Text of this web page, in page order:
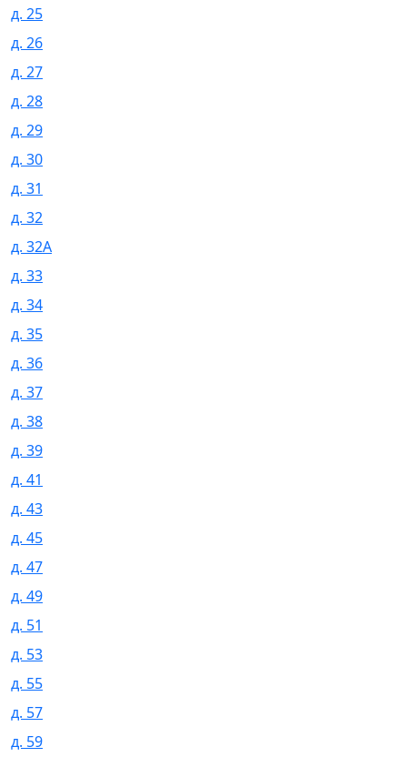
д. 25
д. 26
д. 27
д. 28
д. 29
д. 30
д. 31
д. 32
д. 32А
д. 33
д. 34
д. 35
д. 36
д. 37
д. 38
д. 39
д. 41
д. 43
д. 45
д. 47
д. 49
д. 51
д. 53
д. 55
д. 57
д. 59